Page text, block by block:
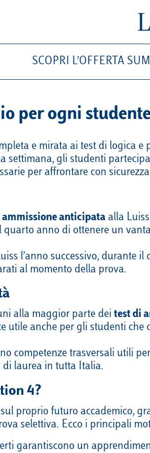
SCOPRI L’OFFERTA
per ogni
e mirata ai test di logica e
settimana, gli studenti
per affrontare con
ammissione anticipata alla
anno di ottenere un
l’anno successivo, durante il
al momento della prova.
alla maggior parte dei test di
utile anche per gli studenti che
competenze trasversali utili
di laurea in tutta Italia.
4?
proprio futuro accademico,
selettiva. Ecco i principali
garantiscono un